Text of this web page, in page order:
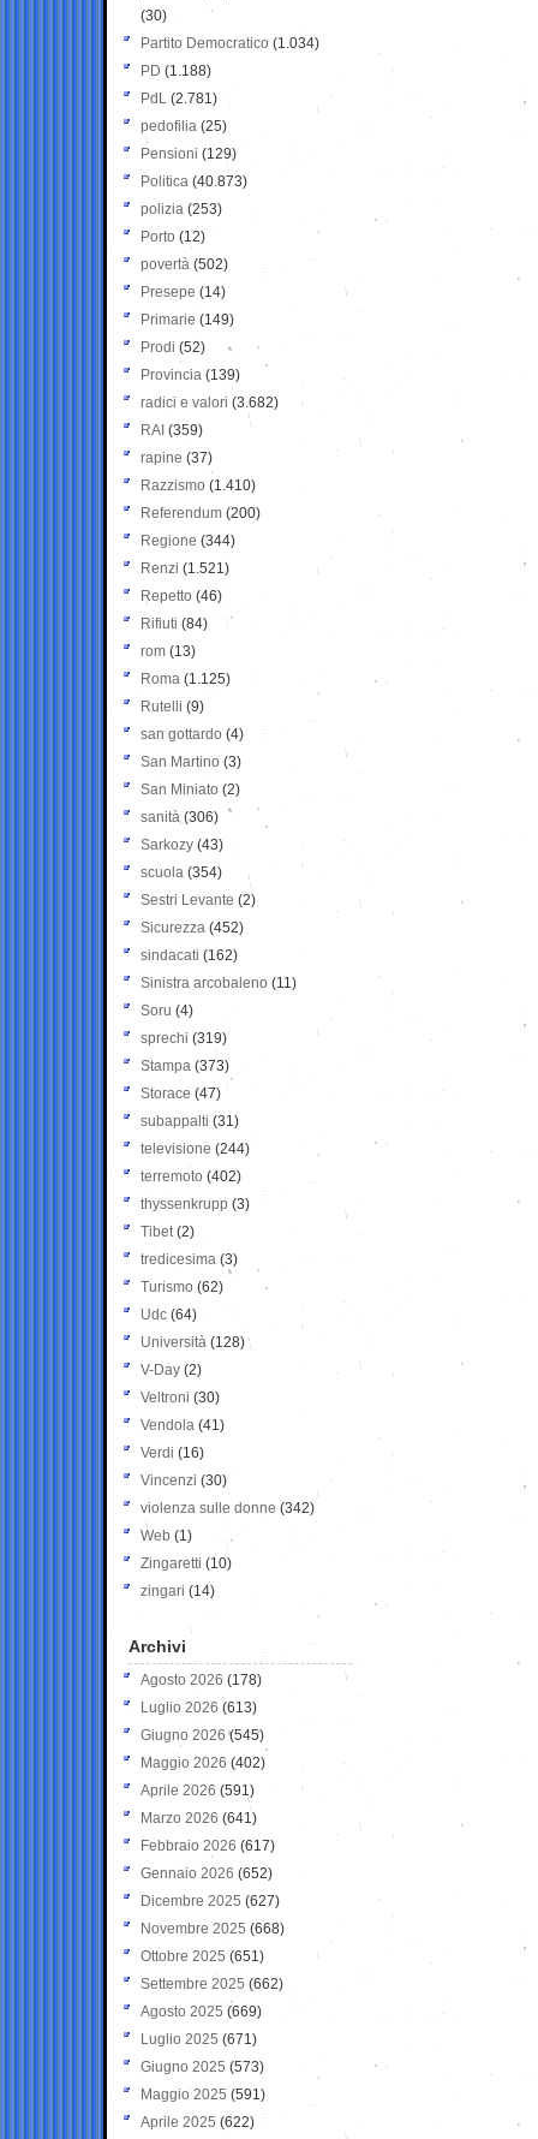
(30)
Partito Democratico (1.034)
PD (1.188)
PdL (2.781)
pedofilia (25)
Pensioni (129)
Politica (40.873)
polizia (253)
Porto (12)
povertà (502)
Presepe (14)
Primarie (149)
Prodi (52)
Provincia (139)
radici e valori (3.682)
RAI (359)
rapine (37)
Razzismo (1.410)
Referendum (200)
Regione (344)
Renzi (1.521)
Repetto (46)
Rifiuti (84)
rom (13)
Roma (1.125)
Rutelli (9)
san gottardo (4)
San Martino (3)
San Miniato (2)
sanità (306)
Sarkozy (43)
scuola (354)
Sestri Levante (2)
Sicurezza (452)
sindacati (162)
Sinistra arcobaleno (11)
Soru (4)
sprechi (319)
Stampa (373)
Storace (47)
subappalti (31)
televisione(244)
terremoto (402)
thyssenkrupp (3)
Tibet(2)
tredicesima (3)
Turismo (62)
Udc (64)
Università (128)
V-Day (2)
Veltroni (30)
Vendola (41)
Verdi (16)
Vincenzi (30)
violenza sulle donne (342)
Web (1)
Zingaretti (10)
zingari (14)
Archivi
Agosto 2026 (178)
Luglio 2026 (613)
Giugno 2026 (545)
Maggio 2026 (402)
Aprile 2026 (591)
Marzo 2026 (641)
Febbraio 2026 (617)
Gennaio 2026 (652)
Dicembre 2025 (627)
Novembre 2025 (668)
Ottobre 2025 (651)
Settembre 2025 (662)
Agosto 2025 (669)
Luglio 2025 (671)
Giugno 2025 (573)
Maggio 2025 (591)
Aprile 2025 (622)